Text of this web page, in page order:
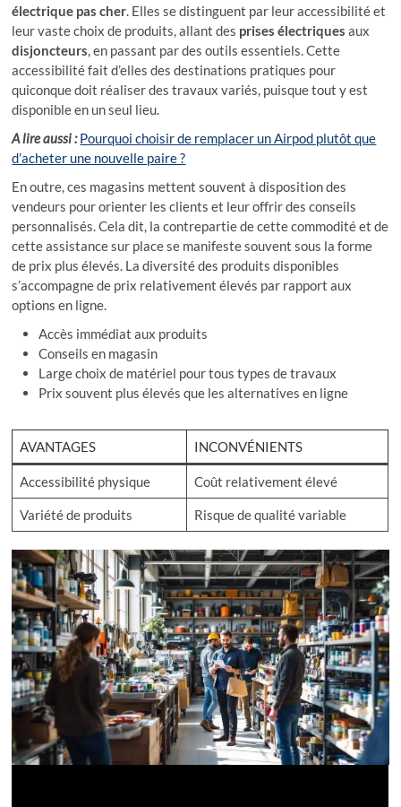
électrique pas cher. Elles se distinguent par leur accessibilité et
leur vaste choix de produits, allant des prises électriques aux
disjoncteurs, en passant par des outils essentiels. Cette
accessibilité fait d’elles des destinations pratiques pour
quiconque doit réaliser des travaux variés, puisque tout y est
disponible en un seul lieu.
A lire aussi :Pourquoi choisir de remplacer un Airpod plutôt que
d’acheter une nouvelle paire ?
En outre, ces magasins mettent souvent à disposition des
vendeurs pour orienter les clients et leur offrir des conseils
personnalisés. Cela dit, la contrepartie de cette commodité et de
cette assistance sur place se manifeste souvent sous la forme
de prix plus élevés. La diversité des produits disponibles
s’accompagne de prix relativement élevés par rapport aux
options en ligne.
Accès immédiat aux produits
Conseils en magasin
Large choix de matériel pour tous types de travaux
Prix souvent plus élevés que les alternatives en ligne
AVANTAGES INCONVÉNIENTS
Accessibilité physique Coût relativement élevé
Variété de produits Risque de qualité variable